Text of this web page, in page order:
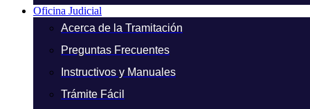
Oficina Judicial
Acerca de la Tramitación
Preguntas Frecuentes
Instructivos y Manuales
Trámite Fácil